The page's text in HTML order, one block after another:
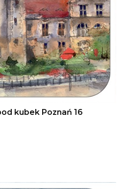
kubek Poznań 16